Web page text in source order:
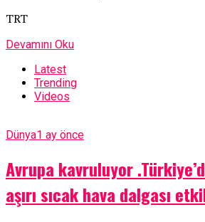
TRT
Devamını Oku
Latest
Trending
Videos
Dünya1 ay önce
Avrupa kavruluyor
aşırı sıcak hava dalgası